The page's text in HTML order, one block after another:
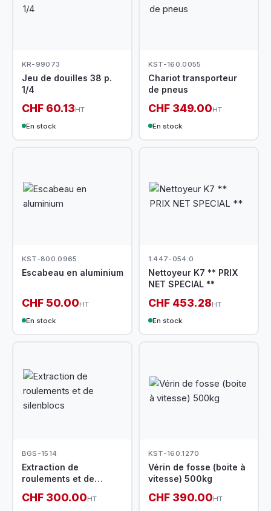
KR-99073
Jeu de douilles 38 p.
1/4
CHF 60.13HT
En stock
KST-160.0055
Chariot transporteur
de pneus
CHF 349.00HT
En stock
KST-800.0965
Escabeau en aluminium
CHF 50.00HT
En stock
1.447-054.0
Nettoyeur K7 ** PRIX
NET SPECIAL **
CHF 453.28HT
En stock
BGS-1514
Extraction de
roulements et de
CHF 300.00HT
KST-160.1270
Vérin de fosse (boite à
vitesse) 500kg
CHF 390.00HT